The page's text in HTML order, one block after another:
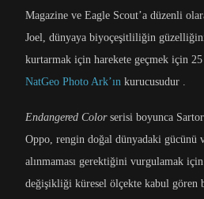
Magazine ve Eagle Scout’a düzenli
Joel, dünyaya biyoçeşitliliğin
kurtarmak için harekete geçmek için
NatGeo Photo Ark’ın kurucusudur .
Endangered Colorserisi boyunca
Oppo, rengin doğal dünyadaki gücünü
alınmaması gerektiğini vurgulamak
değişikliği küresel ölçekte kabul